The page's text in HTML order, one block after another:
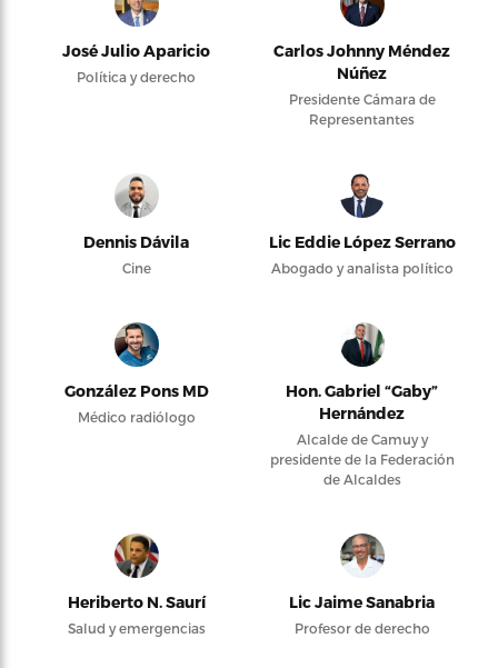
José Julio Aparicio
Política y derecho
Carlos Johnny Méndez
Núñez
Presidente Cámara de
Representantes
Dennis Dávila
Cine
Lic Eddie López Serrano
Abogado y analista político
González Pons MD
Médico radiólogo
Hon. Gabriel “Gaby”
Hernández
Alcalde de Camuy y
presidente de la Federación
de Alcaldes
Heriberto N. Saurí
Salud y emergencias
Lic Jaime Sanabria
Profesor de derecho